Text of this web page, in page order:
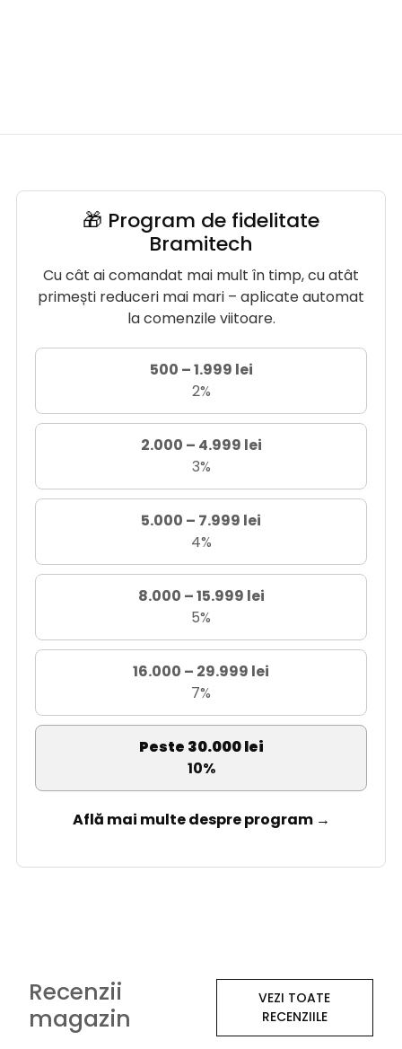
🎁 Program de fidelitate
Bramitech
Cu cât ai comandat mai mult în timp, cu atât
primești reduceri mai mari – aplicate automat
la comenzile viitoare.
500 – 1.999 lei
2%
2.000 – 4.999 lei
3%
5.000 – 7.999 lei
4%
8.000 – 15.999 lei
5%
16.000 – 29.999 lei
7%
Peste 30.000 lei
10%
Află mai multe despre program →
Recenzii
magazin
VEZI TOATE
RECENZIILE